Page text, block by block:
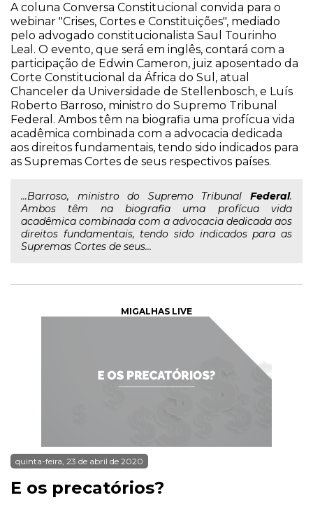
A coluna Conversa Constitucional convida para o
webinar "Crises, Cortes e Constituições", mediado
pelo advogado constitucionalista Saul Tourinho
Leal. O evento, que será em inglês, contará com a
participação de Edwin Cameron, juiz aposentado da
Corte Constitucional da África do Sul, atual
Chanceler da Universidade de Stellenbosch, e Luís
Roberto Barroso, ministro do Supremo Tribunal
Federal. Ambos têm na biografia uma profícua vida
acadêmica combinada com a advocacia dedicada
aos direitos fundamentais, tendo sido indicados para
as Supremas Cortes de seus respectivos países.
...Barroso, ministro do Supremo Tribunal Federal.
Ambos têm na biografia uma profícua vida
acadêmica combinada com a advocacia dedicada aos
direitos fundamentais, tendo sido indicados para as
Supremas Cortes de seus...
MIGALHAS LIVE
quinta-feira, 23 de abril de 2020
E os precatórios?